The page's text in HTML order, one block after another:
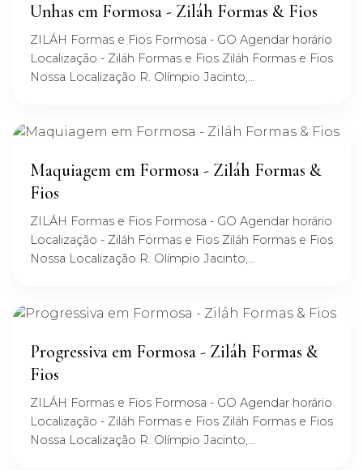
Unhas em Formosa - Ziláh Formas & Fios
ZILÁH Formas e Fios Formosa - GO Agendar horário
Localização - Ziláh Formas e Fios Ziláh Formas e Fios
Nossa Localização R. Olímpio Jacinto,...
Maquiagem em Formosa - Ziláh Formas &
Fios
ZILÁH Formas e Fios Formosa - GO Agendar horário
Localização - Ziláh Formas e Fios Ziláh Formas e Fios
Nossa Localização R. Olímpio Jacinto,...
Progressiva em Formosa - Ziláh Formas &
Fios
ZILÁH Formas e Fios Formosa - GO Agendar horário
Localização - Ziláh Formas e Fios Ziláh Formas e Fios
Nossa Localização R. Olímpio Jacinto,...